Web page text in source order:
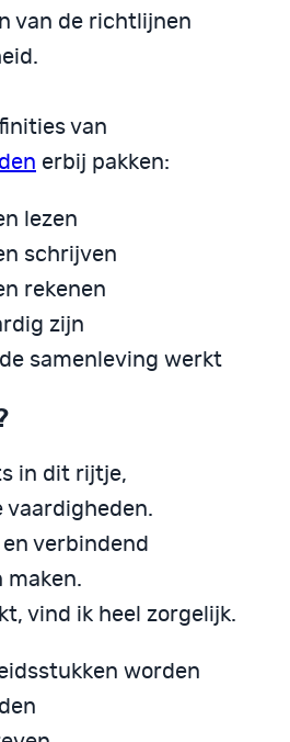
van de richtlijnen
van
erbij pakken:
lezen
schrijven
rekenen
zijn
samenleving werkt
in dit rijtje,
vaardigheden.
verbindend
maken.
vind ik heel zorgelijk.
worden